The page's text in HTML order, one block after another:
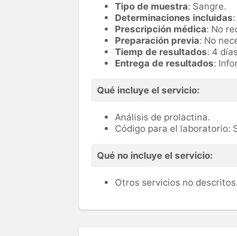
Tipo de muestra: Sangre.
Determinaciones incluidas
Prescripción médica: No
Preparación previa: No
Tiemp de resultados: 4
Entrega de resultados:
Qué incluye el servicio:
Análisis de prolactina.
Código para el laboratorio:
Qué no incluye el servicio:
Otros servicios no descritos.